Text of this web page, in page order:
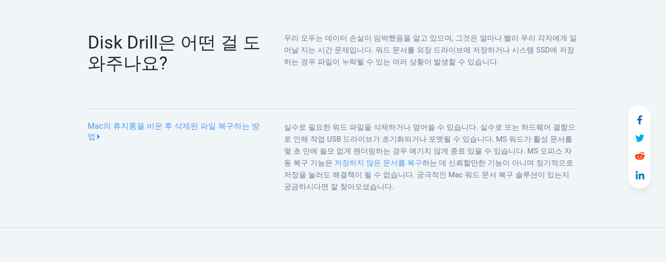
Disk Drill은 어떤 걸 도
와주나요?
우리 모두는 데이터 손실이 임박했음을 알고 있으며, 그것은 얼마나 빨리 우리 각자에게 일
어날 지는 시간 문제입니다. 워드 문서를 외장 드라이브에 저장하거나 시스템 SSD에 저장
하는 경우 파일이 누락될 수 있는 여러 상황이 발생할 수 있습니다.
Mac의 휴지통을 비운 후 삭제된 파일 복구하는 방
법
실수로 필요한 워드 파일을 삭제하거나 덮어쓸 수 있습니다. 실수로 또는 하드웨어 결함으
로 인해 작업 USB 드라이브가 초기화되거나 포맷될 수 있습니다. MS 워드가 활성 문서를
몇 초 만에 쓸모 없게 렌더링하는 경우 예기치 않게 종료 있을 수 있습니다. MS 오피스 자
동 복구 기능은 저장하지 않은 문서를 복구하는 데 신뢰할만한 기능이 아니며 정기적으로
저장을 눌러도 해결책이 될 수 없습니다. 궁극적인 Mac 워드 문서 복구 솔루션이 있는지
궁금하시다면 잘 찾아오셨습니다.